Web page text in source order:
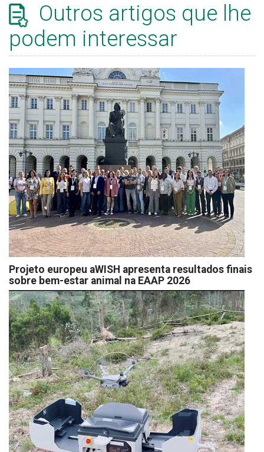
Outros artigos que lhe
podem interessar
Projeto europeu aWISH apresenta resultados finais
sobre bem-estar animal na EAAP 2026